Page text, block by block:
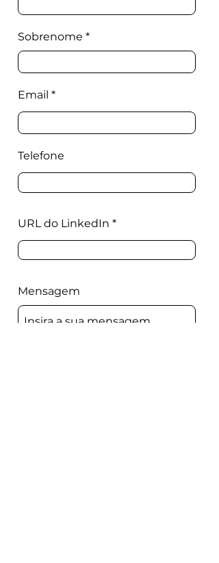
Sobrenome
Email
Telefone
URL do LinkedIn
Mensagem